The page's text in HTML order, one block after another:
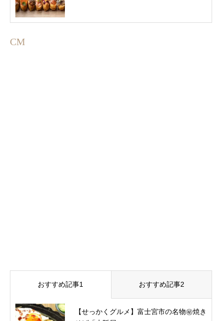
CM
おすすめ記事1 おすすめ記事2
【せっかくグルメ】富士宮市の名物㊙焼き